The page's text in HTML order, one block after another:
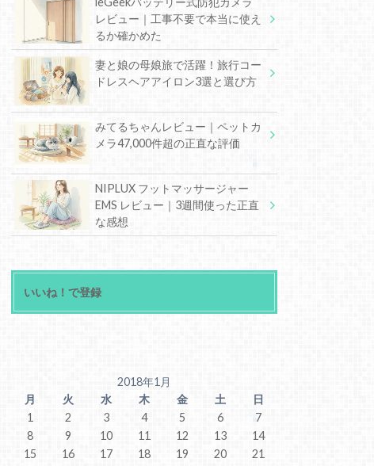
レビュー｜工事不要で本当に使え
るか確かめた
妻と娘の母娘旅で活躍！旅行コー
ドレスヘアアイロン3選と選び方
みてるちゃんレビュー｜ペットカ
メラ47,000件超の正直な評価
NIPLUX フットマッサージャー
EMS レビュー｜3週間使った正直
な感想
いいね！で登録
2018年1月
月
火 水 木 金 土
日
1
2 3 4 5 6
7
8
9 10 11 12 13
14
15
16 17 18 19 20
21